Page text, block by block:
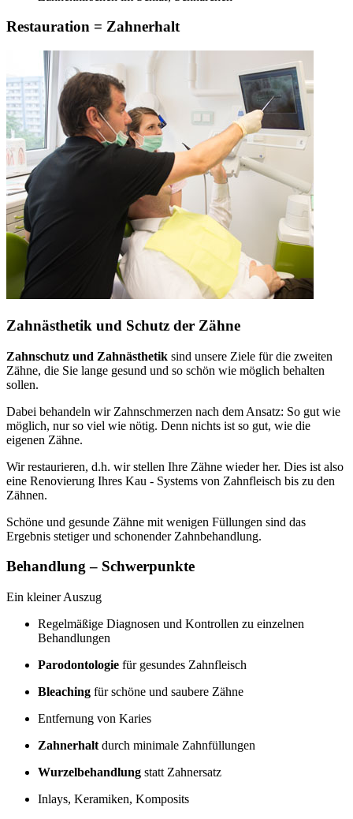
Restauration = Zahnerhalt
Zahnästhetik und Schutz der Zähne
Zahnschutz und Zahnästhetik sind unsere Ziele für die zweiten
Zähne, die Sie lange gesund und so schön wie möglich behalten
sollen.
Dabei behandeln wir Zahnschmerzen nach dem Ansatz: So gut wie
möglich, nur so viel wie nötig. Denn nichts ist so gut, wie die
eigenen Zähne.
Wir restaurieren, d.h. wir stellen Ihre Zähne wieder her. Dies ist also
eine Renovierung Ihres Kau - Systems von Zahnfleisch bis zu den
Zähnen.
Schöne und gesunde Zähne mit wenigen Füllungen sind das
Ergebnis stetiger und schonender Zahnbehandlung.
Behandlung – Schwerpunkte
Ein kleiner Auszug
Regelmäßige Diagnosen und Kontrollen zu einzelnen
Behandlungen
Parodontologie für gesundes Zahnfleisch
Bleaching für schöne und saubere Zähne
Entfernung von Karies
Zahnerhalt durch minimale Zahnfüllungen
Wurzelbehandlung statt Zahnersatz
Inlays, Keramiken, Komposits